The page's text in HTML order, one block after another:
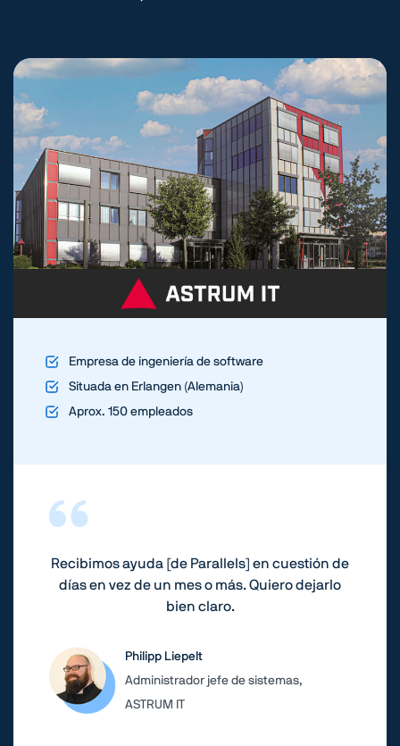
Empresa de ingeniería de software
Situada en Erlangen (Alemania)
Aprox. 150 empleados
Recibimos ayuda [de Parallels] en cuestión de
días en vez de un mes o más. Quiero dejarlo
bien claro.
Philipp Liepelt
Administrador jefe de sistemas,
ASTRUM IT